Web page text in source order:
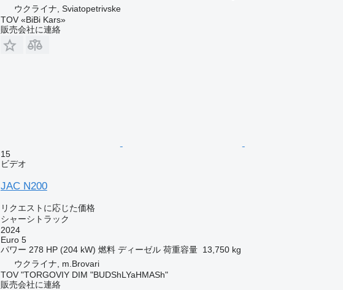
ウクライナ, Sviatopetrivske
TOV «BiBi Kars»
販売会社に連絡
15
ビデオ
JAC N200
リクエストに応じた価格
シャーシトラック
2024
Euro 5
パワー 278 HP (204 kW) 燃料 ディーゼル 荷重容量 13,750 kg
ウクライナ, m.Brovari
TOV "TORGOVIY DIM "BUDShLYaHMASh"
販売会社に連絡